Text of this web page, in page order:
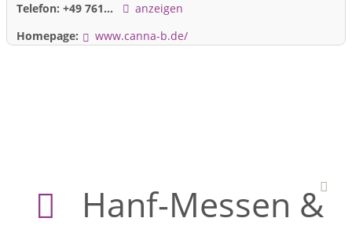
Telefon: +49 761...
anzeigen
Homepage:
www.canna-b.de/
Hanf-Messen &